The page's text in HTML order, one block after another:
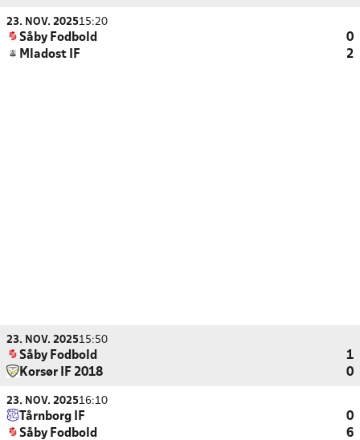
23. NOV. 202515:20
Såby Fodbold
0
Mladost IF
2
23. NOV. 202515:50
Såby Fodbold
1
Korsør IF 2018
0
23. NOV. 202516:10
Tårnborg IF
0
Såby Fodbold
6